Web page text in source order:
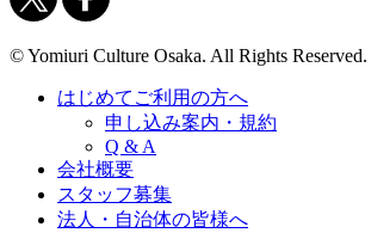
© Yomiuri Culture Osaka. All Rights Reserved.
はじめてご利用の方へ
申し込み案内・規約
Q & A
会社概要
スタッフ募集
法人・自治体の皆様へ